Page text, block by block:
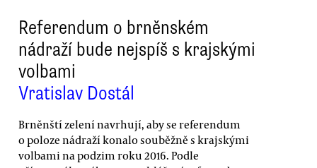
Referendum o brněnském
nádraží bude nejspíš s krajskými
volbami
Vratislav Dostál
Brněnští zelení navrhují, aby se referendum
o poloze nádraží konalo souběžně s krajskými
volbami na podzim roku 2016. Podle